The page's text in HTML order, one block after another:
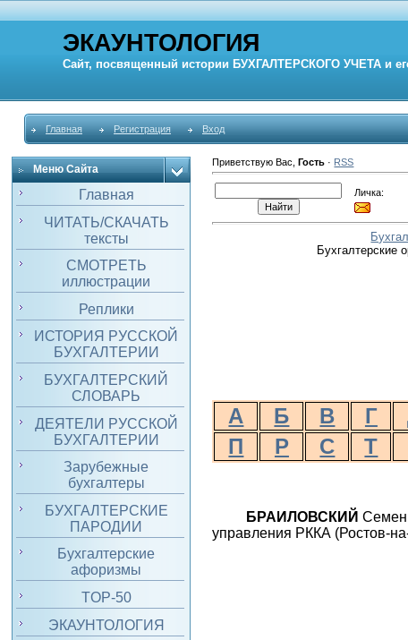
ЭКАУНТОЛОГИЯ
Сайт, посвященный истории БУХГАЛТЕРСКОГО УЧЕТА и
Главная Регистрация Вход
Меню Сайта
Главная
ЧИТАТЬ/СКАЧАТЬ
тексты
СМОТРЕТЬ
иллюстрации
Реплики
ИСТОРИЯ РУССКОЙ
БУХГАЛТЕРИИ
БУХГАЛТЕРСКИЙ
СЛОВАРЬ
ДЕЯТЕЛИ РУССКОЙ
БУХГАЛТЕРИИ
Зарубежные
бухгалтеры
БУХГАЛТЕРСКИЕ
ПАРОДИИ
Бухгалтерские
афоризмы
TOP-50
ЭКАУНТОЛОГИЯ
Приветствую Вас ,Гость · RSS
Личка:
Бухгалтерские
А Б В Г
П
Р С Т
БРАИЛОВСКИЙ Семен
управления РККА (Ростов-